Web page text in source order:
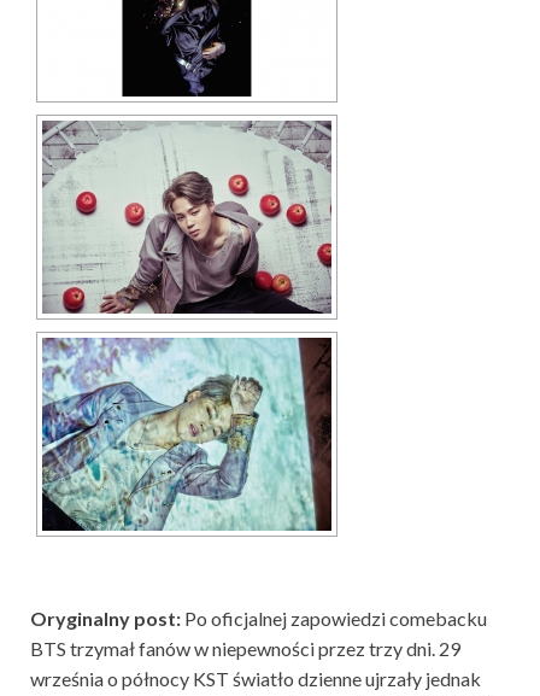
Oryginalny post: Po oficjalnej zapowiedzi comebacku
BTS trzymał fanów w niepewności przez trzy dni. 29
września o północy KST światło dzienne ujrzały jednak